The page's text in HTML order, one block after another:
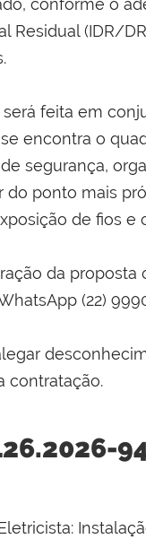
conforme o
(IDR/
feita em
encontra o
segurança,
ponto mais
de fios e
da
(22)
contratação.